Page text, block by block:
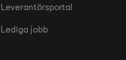
Leverantörsportal
Lediga jobb